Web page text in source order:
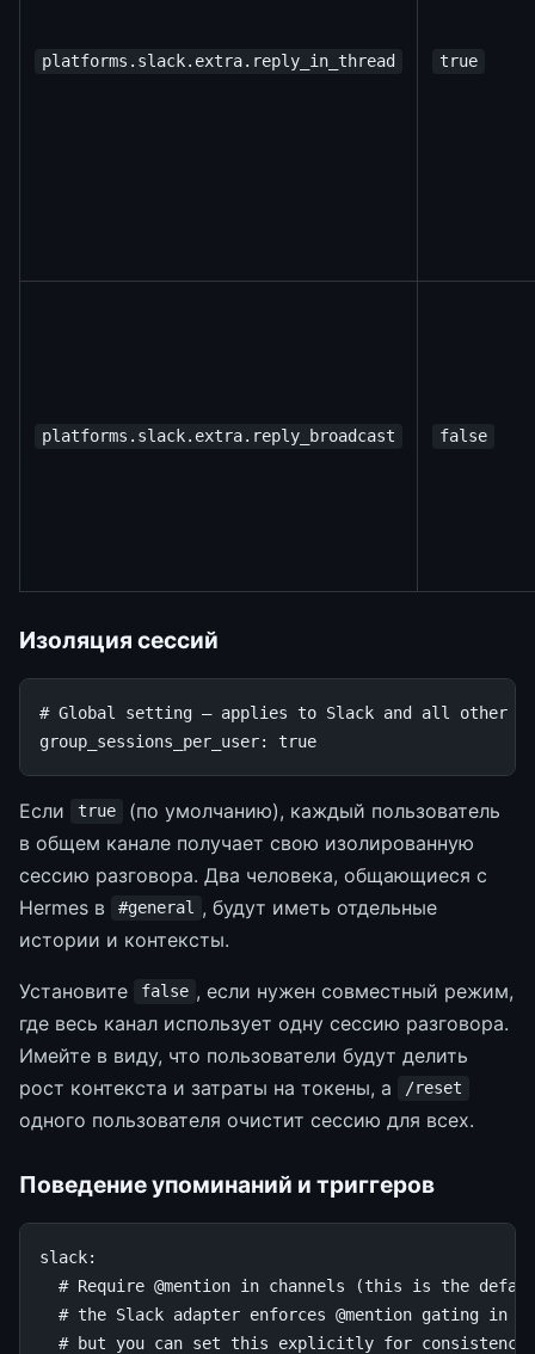
platforms.slack.extra.reply_in_thread true
platforms.slack.extra.reply_broadcast false
Изоляция сессий
# Global setting — applies to Slack and all other
group_sessions_per_user: true
Если true
(по умолчанию), каждый пользователь
в общем канале получает свою изолированную
сессию разговора. Два человека, общающиеся с
Hermes в
#general , будут иметь отдельные
истории и контексты.
Установите false , если нужен совместный режим,
где весь канал использует одну сессию разговора.
Имейте в виду, что пользователи будут делить
рост контекста и затраты на токены, а
/reset
одного пользователя очистит сессию для всех.
Поведение упоминаний и триггеров
slack:
# Require @mention in channels (this is the
# the Slack adapter enforces @mention gating in
# but you can set this explicitly for consistency